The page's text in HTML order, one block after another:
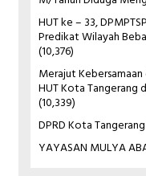
HUT ke – 33,
Predikat Wilayah
(10,376)
Merajut
HUT Kota Tangerang
(10,339)
DPRD Kota
YAYASAN MULYA